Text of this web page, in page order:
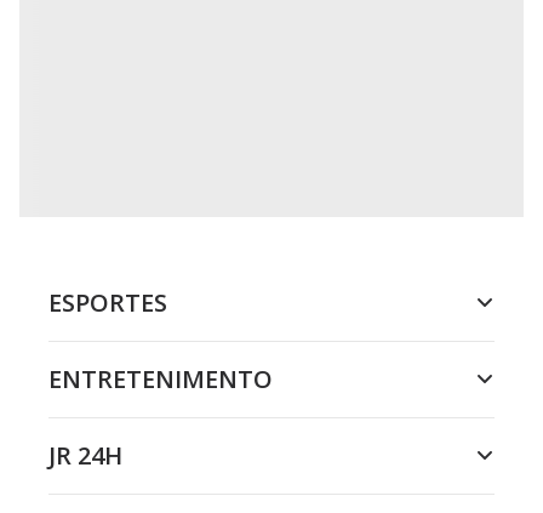
ESPORTES
ENTRETENIMENTO
JR 24H